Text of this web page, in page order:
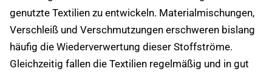
genutzte Textilien zu entwickeln. Materialmischungen,
Verschleiß und Verschmutzungen erschweren bislang
häufig die Wiederverwertung dieser Stoffströme.
Gleichzeitig fallen die Textilien regelmäßig und in gut